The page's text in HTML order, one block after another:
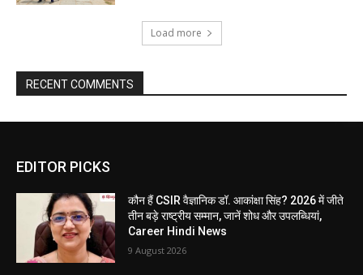
Load more
RECENT COMMENTS
EDITOR PICKS
कौन हैं CSIR वैज्ञानिक डॉ. आकांक्षा सिंह? 2026 में जीते
तीन बड़े राष्ट्रीय सम्मान, जानें शोध और उपलब्धियां,
Career Hindi News
9 August 2026